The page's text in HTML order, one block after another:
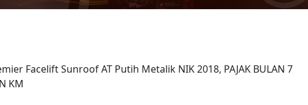
Facelift Sunroof AT Putih Metalik NIK 2018, PAJAK BULAN 7
KM